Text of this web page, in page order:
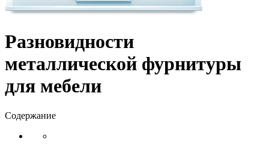
Разновидности
металлической фурнитуры
для мебели
Содержание